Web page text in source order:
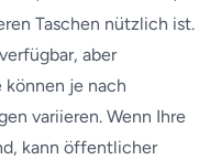
Taschen nützlich ist.
aber
je nach
variieren. Wenn Ihre
kann öffentlicher